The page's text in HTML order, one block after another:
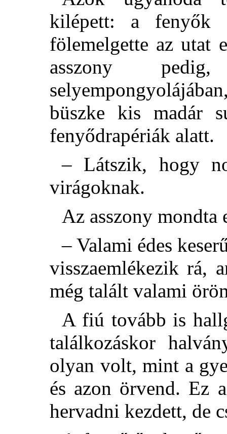
kilépett: a fenyők
fölemelgette az utat
asszony
büszke kis madár
fenyődrapériák alatt.
– Látszik, hogy
virágoknak.
Az asszony
– Valami édes
visszaemlékezik rá,
még talált valami
A fiú tovább is
találkozáskor
olyan volt, mint a
és azon örvend. Ez
hervadni kezdett, de